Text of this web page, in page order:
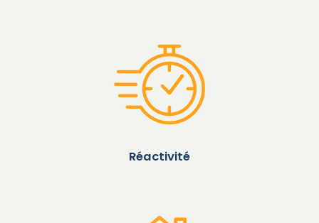
Réactivité